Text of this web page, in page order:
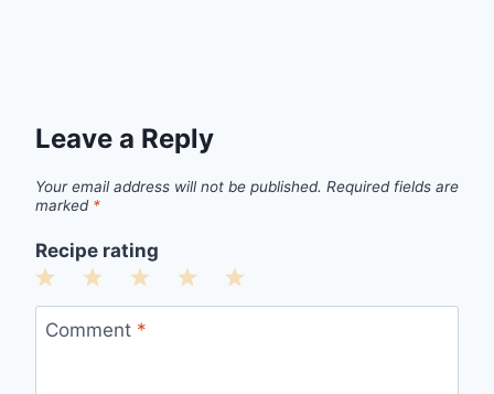
Leave a Reply
Your email address will not be published. Required fields are
marked *
Recipe rating
5
4
3
Stars
2
Stars
1
Star
Comment *